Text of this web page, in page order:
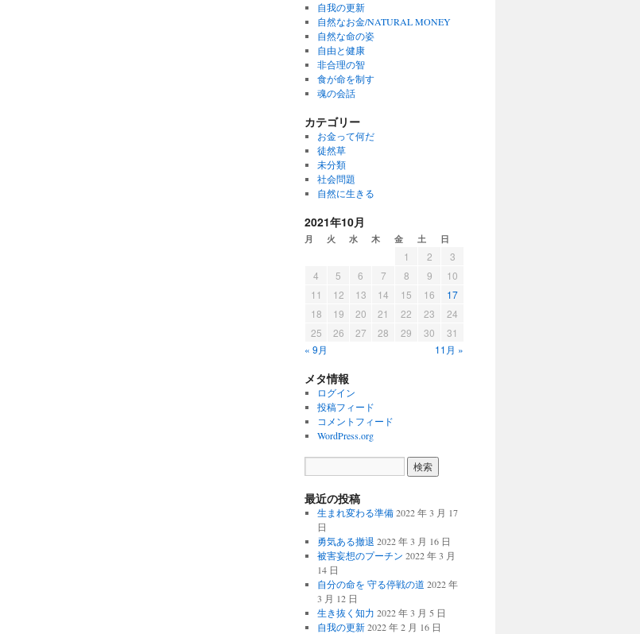
自我の更新
自然なお金/NATURAL MONEY
自然な命の姿
自由と健康
非合理の智
食が命を制す
魂の会話
カテゴリー
お金って何だ
徒然草
未分類
社会問題
自然に生きる
2021年10月
月 火 水 木 金 土 日
1 2
3
4
5 6 7 8 9
10
11
12 13 14 15 16
17
18
19 20 21 22 23
24
25
26 27 28 29 30
31
« 9月
11月 »
メタ情報
ログイン
投稿フィード
コメントフィード
WordPress.org
最近の投稿
生まれ変わる準備 2022 年 3 月 17
日
勇気ある撤退 2022 年 3 月 16 日
被害妄想のプーチン 2022 年 3 月
14 日
自分の命を 守る停戦の道 2022 年
3 月 12 日
生き抜く知力 2022 年 3 月 5 日
自我の更新 2022 年 2 月 16 日